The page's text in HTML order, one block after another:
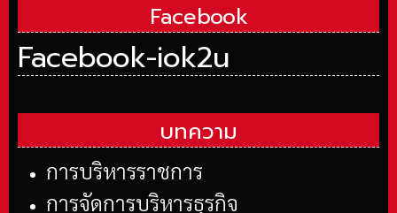
Facebook
Facebook-iok2u
บทความ
การบริหารราชการ
การจัดการบริหารธุรกิจ